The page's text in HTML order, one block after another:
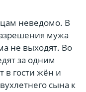
неведомо. В
мужа
не выходят. Во
за одним
в гости жён и
сына к